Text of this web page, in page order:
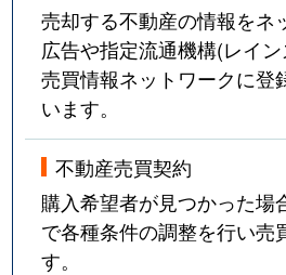
売却する不動産の情報をネ
広告や指定流通機構(レイ
売買情報ネットワークに登
います。
不動産売買契約
購入希望者が見つかった場
で各種条件の調整を行い売
す。